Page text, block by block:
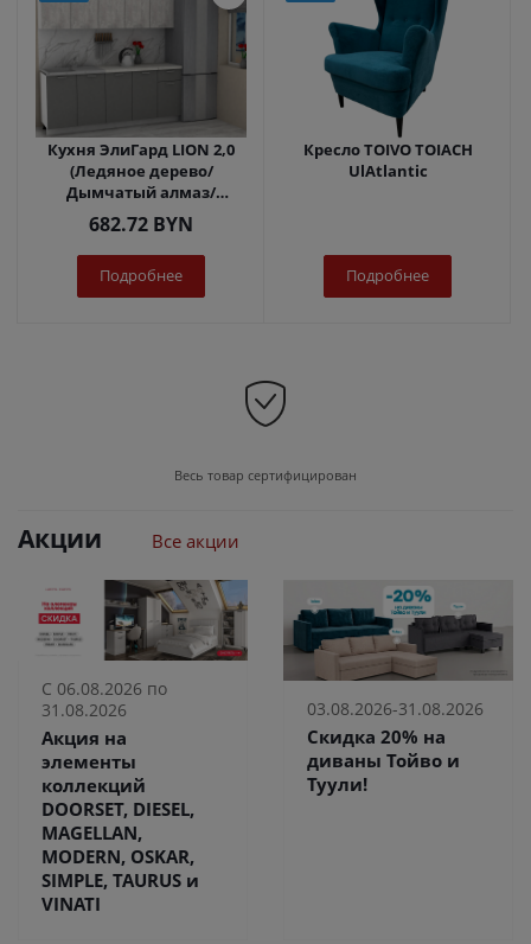
Кухня ЭлиГард LION 2,0
(Ледяное дерево/
Дымчатый алмаз/
Королевский опал)
682.72 BYN
Подробнее
Кресло TOIVO TOIACH
UlAtlantic
Подробнее
Весь товар сертифицирован
Акции Все акции
С 06.08.2026 по
31.08.2026
Акция на
элементы
коллекций
DOORSET, DIESEL,
MAGELLAN,
MODERN, OSKAR,
SIMPLE, TAURUS и
VINATI
03.08.2026-31.08.2026
Скидка 20% на
диваны Тойво и
Туули!